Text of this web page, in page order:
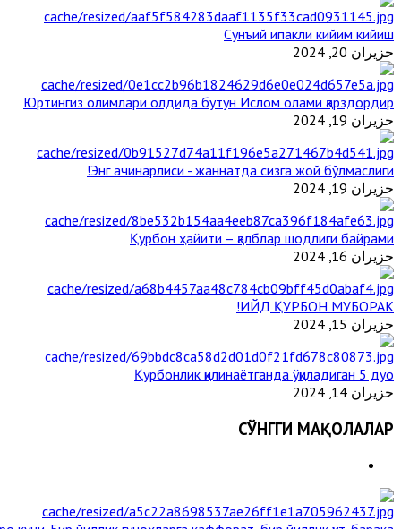
Сунъий ипакли кийим кийиш
حزيران 20, 2024
Юртингиз олимлари олдида бутун Ислом олами қарздордир
حزيران 19, 2024
Энг ачинарлиси - жаннатда сизга жой бўлмаслиги!
حزيران 19, 2024
Қурбон ҳайити – қалблар шодлиги байрами
حزيران 16, 2024
ИЙД ҚУРБОН МУБОРАК!
حزيران 15, 2024
Қурбонлик қилинаётганда ўқиладиган 5 дуо
حزيران 14, 2024
СЎНГГИ МАҚОЛАЛАР